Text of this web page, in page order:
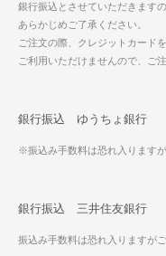
銀行振込とさせていただきますの
あらかじめご了承ください。
ご注文の際、クレジットカード
ご利用いただけませんので、ご
銀行振込 ゆうちょ銀行
※振込み手数料は恐れ入ります
銀行振込 三井住友銀行
振込み手数料は恐れ入りますが